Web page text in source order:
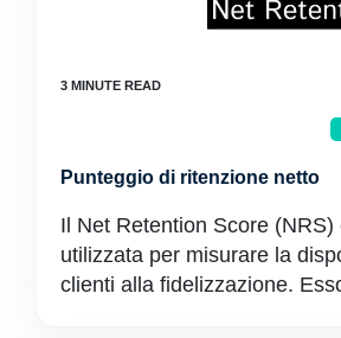
Punteggio di ritenzione netto
Il Net Retention Score
utilizzata per misurare la
clienti alla fidelizzazione.